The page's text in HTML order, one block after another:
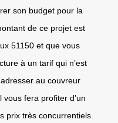
son budget pour la
de ce projet est
51150 et que vous
à un tarif qui n’est
au couvreur
fera profiter d’un
prix très concurrentiels.